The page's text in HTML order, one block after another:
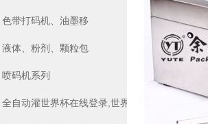
色带打码机、油墨移
液体、粉剂、颗粒包
喷码机系列
全自动灌世界杯在线登录,世界杯（中国）官方